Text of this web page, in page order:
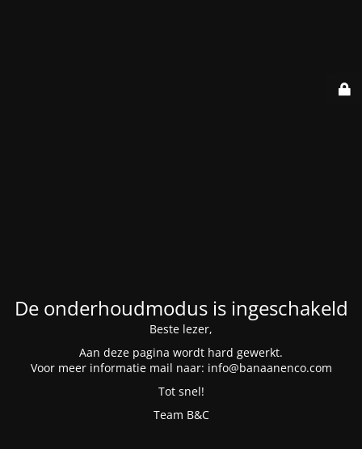
De onderhoudmodus is ingeschakeld
Beste lezer,
Aan deze pagina wordt hard gewerkt.
Voor meer informatie mail naar: info@banaanenco.com
Tot snel!
Team B&C